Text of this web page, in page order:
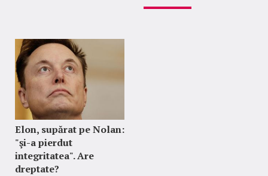
Elon, supărat pe Nolan:
"şi-a pierdut
integritatea". Are
dreptate?